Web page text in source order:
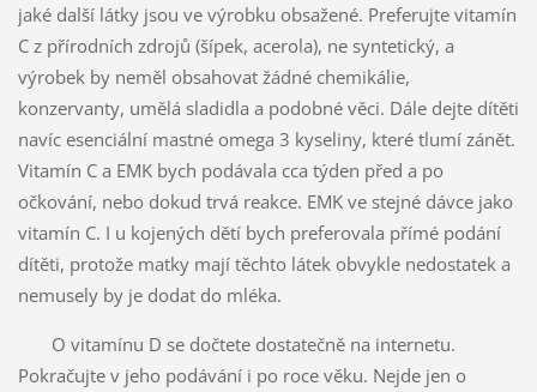
jaké další látky jsou ve výrobku obsažené. Preferujte vitamín
C z přírodních zdrojů (šípek, acerola), ne syntetický, a
výrobek by neměl obsahovat žádné chemikálie,
konzervanty, umělá sladidla a podobné věci. Dále dejte dítěti
navíc esenciální mastné omega 3 kyseliny, které tlumí zánět.
Vitamín C a EMK bych podávala cca týden před a po
očkování, nebo dokud trvá reakce. EMK ve stejné dávce jako
vitamín C. I u kojených dětí bych preferovala přímé podání
dítěti, protože matky mají těchto látek obvykle nedostatek a
nemusely by je dodat do mléka.
O vitamínu D se dočtete dostatečně na internetu.
Pokračujte v jeho podávání i po roce věku. Nejde jen o